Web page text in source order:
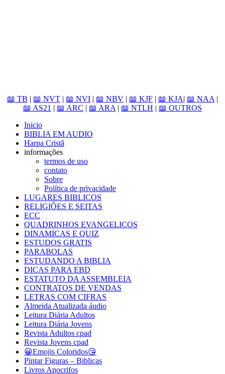
📖 TB | 📖 NVT | 📖 NVI | 📖 NBV | 📖 KJF | 📖 KJA| 📖 NAA |
📖 AS21 | 📖 ARC | 📖 ARA | 📖 NTLH | 📖 OUTROS
Inicio
BIBLIA EM AUDIO
Harpa Cristã
informações
termos de uso
contato
Sobre
Política de privacidade
LUGARES BIBLICOS
RELIGIÕES E SEITAS
ECC
QUADRINHOS EVANGELICOS
DINAMICAS E QUIZ
ESTUDOS GRATIS
PARABOLAS
ESTUDANDO A BIBLIA
DICAS PARA EBD
ESTATUTO DA ASSEMBLEIA
CONTRATOS DE VENDAS
LETRAS COM CIFRAS
Almeida Atualizada áudio
Leitura Diária Adultos
Leitura Diária Jovens
Revista Adultos cpad
Revista Jovens cpad
😀Emojis Coloridos😘
Pintar Figuras – Biblicas
Livros Apocrifos